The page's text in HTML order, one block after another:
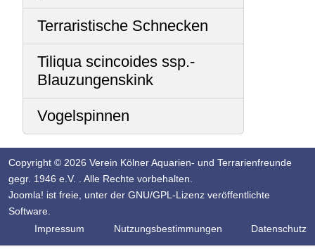
Terraristische Schnecken
Tiliqua scincoides ssp.-
Blauzungenskink
Vogelspinnen
Copyright © 2026 Verein Kölner Aquarien- und Terrarienfreunde
gegr. 1946 e.V. . Alle Rechte vorbehalten.
Joomla! ist freie, unter der GNU/GPL-Lizenz veröffentlichte
Software.
Impressum
Nutzungsbestimmungen Datenschutz